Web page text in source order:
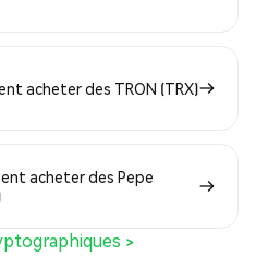
acheter des TRON (TRX)
acheter des Pepe
>